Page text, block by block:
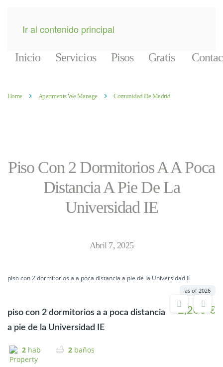
Ir al contenido principal
Inicio Servicios Pisos Gratis
Home Apartments We Manage Comunidad De Madrid
Piso Con 2 Dormitorios A A Poca
Distancia A Pie De La
Universidad IE
Abril 7, 2025
piso con 2 dormitorios a a poca distancia a pie de la Universidad IE
piso con 2 dormitorios a a poca distancia
a pie de la Universidad IE
2 hab 2 baños
2,200 €
as of 2026